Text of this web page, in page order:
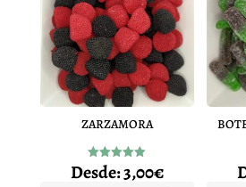
ZARZAMORA
Valorado
con
Desde:3,00€